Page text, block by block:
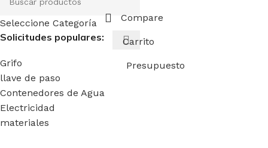
Seleccione Categoría
Solicitudes populares:
Grifo
llave de paso
Contenedores de Agua
Electricidad
materiales
Compare
Carrito
Presupuesto